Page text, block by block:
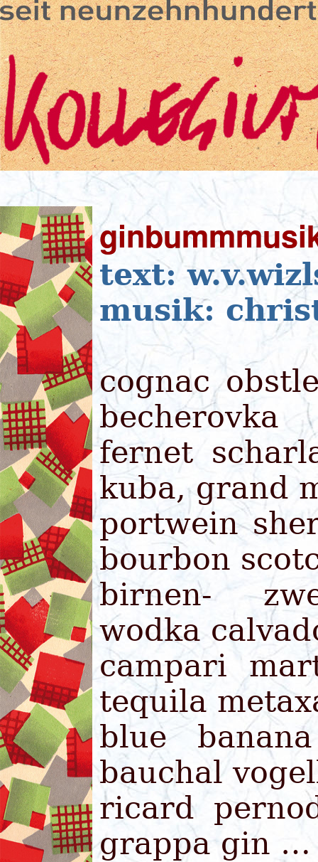
text:
musik:
cognac
becherovka
fernet
kuba, grand
portwein
bourbon
birnen-
wodka
campari
tequila
blue
bauchal
ricard
grappa gin …